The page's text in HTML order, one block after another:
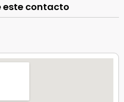
este contacto